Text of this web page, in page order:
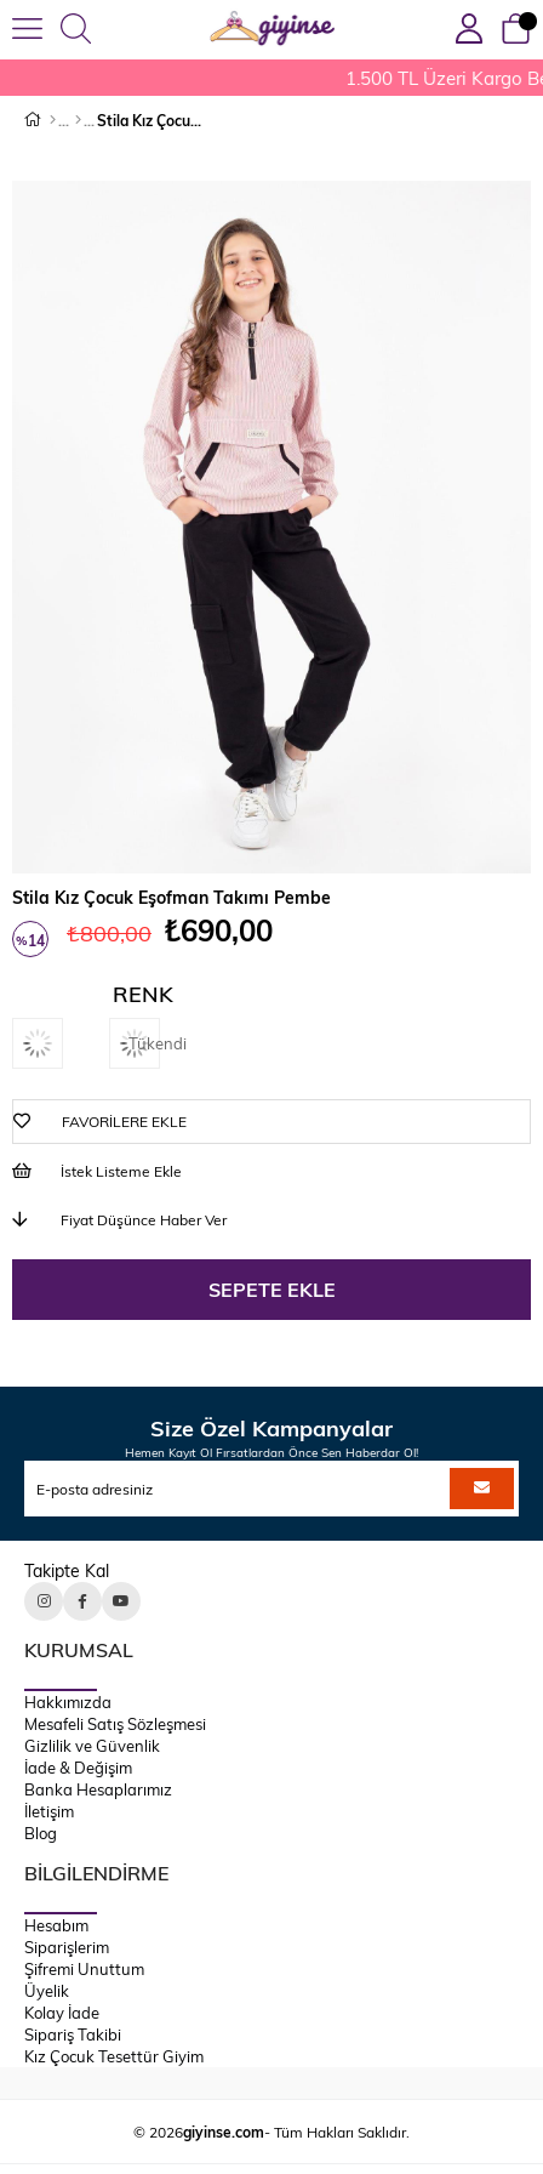
1.500 TL Üzeri Kargo
Stila Kız Çocuk Eşofman Takımı Pembe
Stila Kız Çocuk Eşofman Takımı Pembe
%14 ₺800,00 ₺690,00
RENK
Tükendi
FAVORILERE EKLE
İstek Listeme Ekle
Fiyat Düşünce Haber Ver
Size Özel Kampanyalar
Hemen Kayıt Ol Fırsatlardan Önce Sen Haberdar Ol!
Takipte Kal
KURUMSAL
Hakkımızda
Mesafeli Satış Sözleşmesi
Gizlilik ve Güvenlik
İade & Değişim
Banka Hesaplarımız
İletişim
Blog
BİLGİLENDİRME
Hesabım
Siparişlerim
Şifremi Unuttum
Üyelik
Kolay İade
Sipariş Takibi
Kız Çocuk Tesettür Giyim
© 2026giyinse.com- Tüm Hakları Saklıdır.